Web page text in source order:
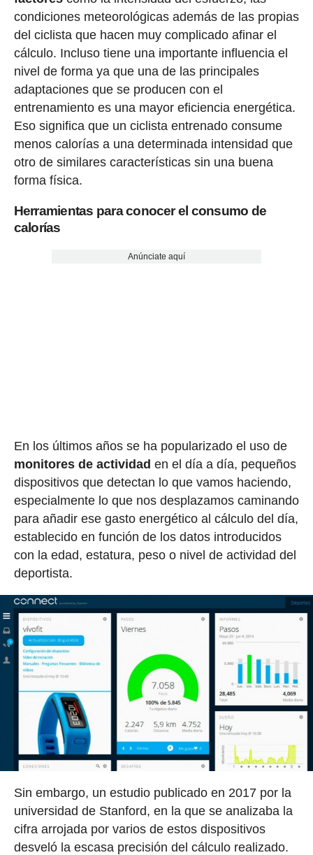
condiciones meteorológicas además de las propias
del ciclista que hacen muy complicado afinar el
cálculo. Incluso tiene una importante influencia el
nivel de forma ya que una de las principales
adaptaciones que se producen con el
entrenamiento es una mayor eficiencia energética.
Eso significa que un ciclista entrenado consume
menos calorías a una determinada intensidad que
otro de similares características sin una buena
forma física.
Herramientas para conocer el consumo de
calorías
Anúnciate aquí
En los últimos años se ha popularizado el uso de
monitores de actividad en el día a día, pequeños
dispositivos que detectan lo que vamos haciendo,
especialmente lo que nos desplazamos caminando
para añadir ese gasto energético al cálculo del día,
establecido en función de los datos introducidos
con la edad, estatura, peso o nivel de actividad del
deportista.
Sin embargo, un estudio publicado en 2017 por la
universidad de Stanford, en la que se analizaba la
cifra arrojada por varios de estos dispositivos
desveló la escasa precisión del cálculo realizado.